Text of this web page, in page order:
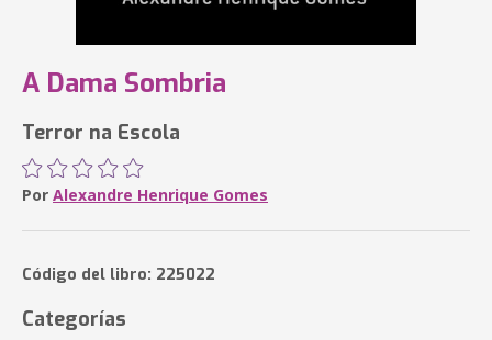
A Dama Sombria
Terror na Escola
Por Alexandre Henrique Gomes
Código del libro: 225022
Categorías